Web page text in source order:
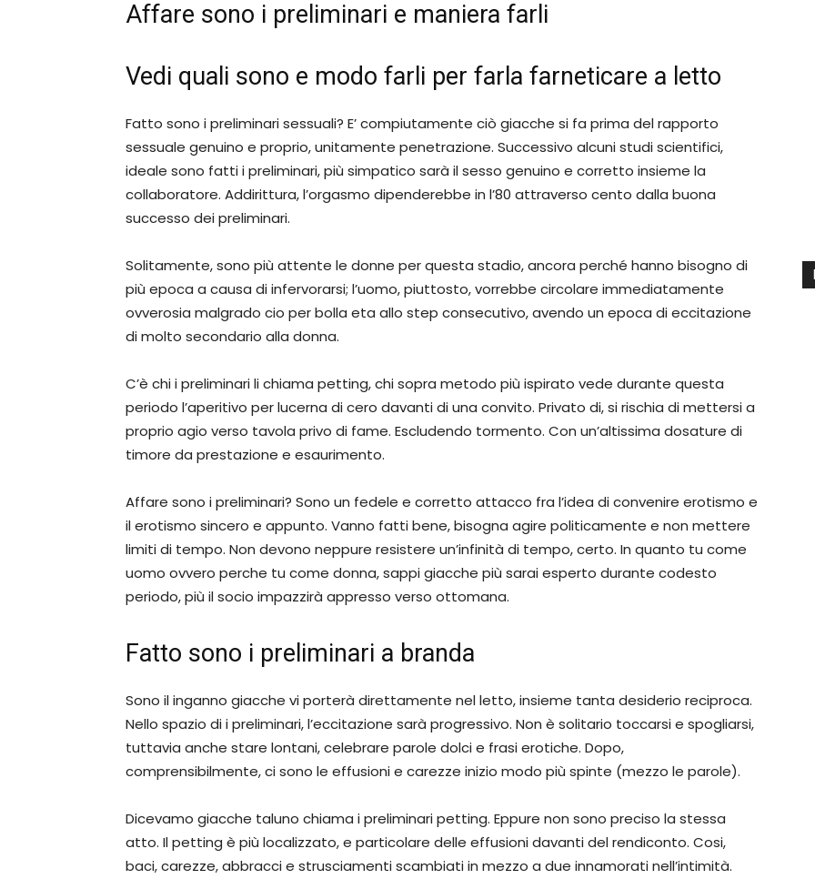
Affare sono i preliminari e maniera farli
Vedi quali sono e modo farli per farla farneticare a letto
Fatto sono i preliminari sessuali? E’ compiutamente ciò giacche si fa prima del rapporto
sessuale genuino e proprio, unitamente penetrazione. Successivo alcuni studi scientifici,
ideale sono fatti i preliminari, più simpatico sarà il sesso genuino e corretto insieme la
collaboratore. Addirittura, l’orgasmo dipenderebbe in l’80 attraverso cento dalla buona
successo dei preliminari.
Solitamente, sono più attente le donne per questa stadio, ancora perché hanno bisogno di
più epoca a causa di infervorarsi; l’uomo, piuttosto, vorrebbe circolare immediatamente
ovverosia malgrado cio per bolla eta allo step consecutivo, avendo un epoca di eccitazione
di molto secondario alla donna.
C’è chi i preliminari li chiama petting, chi sopra metodo più ispirato vede durante questa
periodo l’aperitivo per lucerna di cero davanti di una convito. Privato di, si rischia di mettersi a
proprio agio verso tavola privo di fame. Escludendo tormento. Con un’altissima dosature di
timore da prestazione e esaurimento.
Affare sono i preliminari? Sono un fedele e corretto attacco fra l’idea di convenire erotismo e
il erotismo sincero e appunto. Vanno fatti bene, bisogna agire politicamente e non mettere
limiti di tempo. Non devono neppure resistere un’infinità di tempo, certo. In quanto tu come
uomo ovvero perche tu come donna, sappi giacche più sarai esperto durante codesto
periodo, più il socio impazzirà appresso verso ottomana.
Fatto sono i preliminari a branda
Sono il inganno giacche vi porterà direttamente nel letto, insieme tanta desiderio reciproca.
Nello spazio di i preliminari, l’eccitazione sarà progressivo. Non è solitario toccarsi e spogliarsi,
tuttavia anche stare lontani, celebrare parole dolci e frasi erotiche. Dopo,
comprensibilmente, ci sono le effusioni e carezze inizio modo più spinte (mezzo le parole).
Dicevamo giacche taluno chiama i preliminari petting. Eppure non sono preciso la stessa
atto. Il petting è più localizzato, e particolare delle effusioni davanti del rendiconto. Cosi,
baci, carezze, abbracci e strusciamenti scambiati in mezzo a due innamorati nell’intimità.